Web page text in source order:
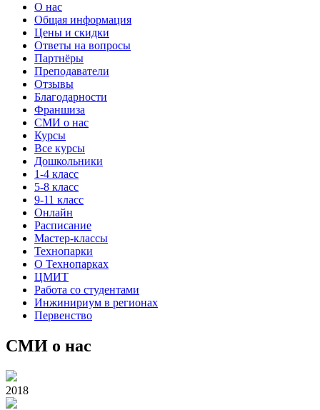
О нас
Общая информация
Цены и скидки
Ответы на вопросы
Партнёры
Преподаватели
Отзывы
Благодарности
Франшиза
СМИ о нас
Курсы
Все курсы
Дошкольники
1-4 класс
5-8 класс
9-11 класс
Онлайн
Расписание
Мастер-классы
Технопарки
О Технопарках
ЦМИТ
Работа со студентами
Инжинириум в регионах
Первенство
СМИ о нас
2018